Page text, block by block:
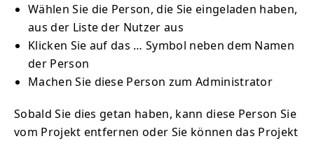
Wählen Sie die Person, die Sie eingeladen haben,
aus der Liste der Nutzer aus
Klicken Sie auf das … Symbol neben dem Namen
der Person
Machen Sie diese Person zum Administrator
Sobald Sie dies getan haben, kann diese Person Sie
vom Projekt entfernen oder Sie können das Projekt